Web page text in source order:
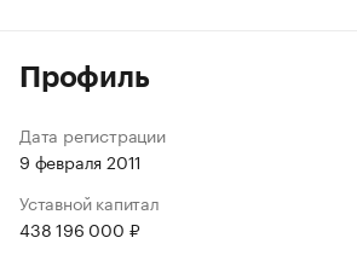
Профиль
Дата регистрации
9 февраля 2011
Уставной капитал
438 196 000 ₽